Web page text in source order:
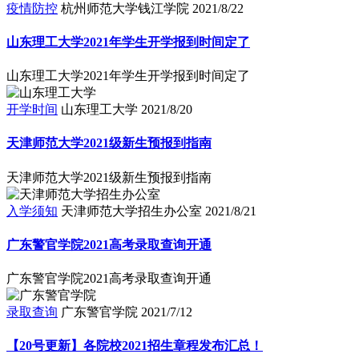
疫情防控 杭州师范大学钱江学院 2021/8/22
山东理工大学2021年学生开学报到时间定了
山东理工大学2021年学生开学报到时间定了
开学时间 山东理工大学 2021/8/20
天津师范大学2021级新生预报到指南
天津师范大学2021级新生预报到指南
入学须知 天津师范大学招生办公室 2021/8/21
广东警官学院2021高考录取查询开通
广东警官学院2021高考录取查询开通
录取查询 广东警官学院 2021/7/12
【20号更新】各院校2021招生章程发布汇总！